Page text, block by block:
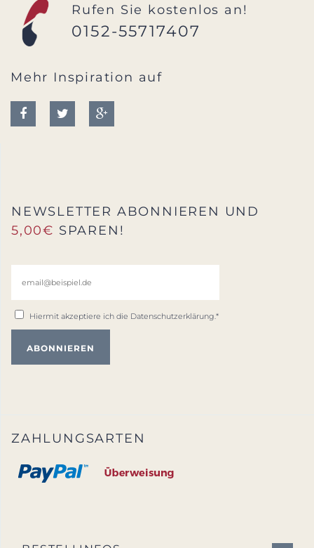
Rufen Sie kostenlos an!
0152-55717407
Mehr Inspiration auf
NEWSLETTER ABONNIEREN UND
5,00€ SPAREN!
Hiermit akzeptiere ich die Datenschutzerklärung .*
ZAHLUNGSARTEN